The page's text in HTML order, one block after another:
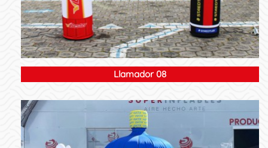
Llamador 08